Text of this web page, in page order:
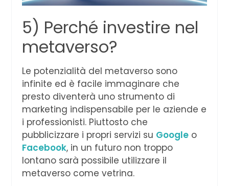
5) Perché investire nel
metaverso?
Le potenzialità del metaverso sono
infinite ed è facile immaginare che
presto diventerà uno strumento di
marketing indispensabile per le aziende e
i professionisti. Piuttosto che
pubblicizzare i propri servizi su Google o
Facebook, in un futuro non troppo
lontano sarà possibile utilizzare il
metaverso come vetrina.